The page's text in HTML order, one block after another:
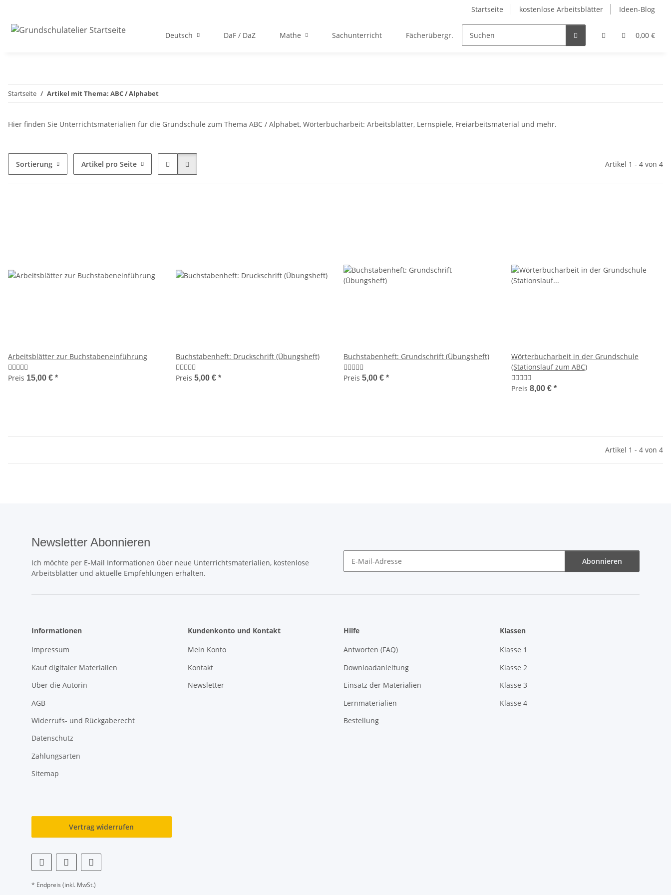
Startseite kostenlose Arbeitsblätter Ideen-Blog
0,00 €
Deutsch DaF / DaZ Mathe Sachunterricht Fächerübergr. Englisch Religion
Startseite Artikel mit Thema: ABC / Alphabet
Hier finden Sie Unterrichtsmaterialien für die Grundschule zum Thema ABC / Alphabet, Wörterbucharbeit: Arbeitsblätter, Lernspiele, Freiarbeitsmaterial und mehr.
Sortierung Artikel pro Seite Artikel 1 - 4 von 4
Arbeitsblätter zur Buchstabeneinführung
Preis 15,00 € *
Buchstabenheft: Druckschrift (Übungsheft)
Preis 5,00 € *
Buchstabenheft: Grundschrift (Übungsheft)
Preis 5,00 € *
Wörterbucharbeit in der Grundschule
(Stationslauf zum ABC)
Preis 8,00 € *
Artikel 1 - 4 von 4
Newsletter Abonnieren
Ich möchte per E-Mail Informationen über neue Unterrichtsmaterialien, kostenlose
Arbeitsblätter und aktuelle Empfehlungen erhalten.
Abonnieren
Informationen
Impressum
Kauf digitaler Materialien
Über die Autorin
AGB
Widerrufs- und Rückgaberecht
Datenschutz
Zahlungsarten
Sitemap
Kundenkonto und Kontakt
Mein Konto
Kontakt
Newsletter
Hilfe
Antworten (FAQ)
Downloadanleitung
Einsatz der Materialien
Lernmaterialien
Bestellung
Klassen
Klasse 1
Klasse 2
Klasse 3
Klasse 4
Vertrag widerrufen
* Endpreis (inkl. MwSt.)